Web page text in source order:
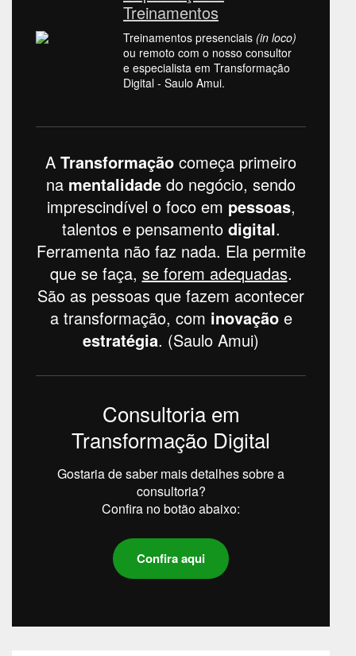
Treinamentos
Treinamentos presenciais (in loco)
ou remoto com o nosso consultor
e especialista em Transformação
Digital - Saulo Amui.
A Transformação começa primeiro
na mentalidade do negócio, sendo
imprescindível o foco em pessoas,
talentos e pensamento digital.
Ferramenta não faz nada. Ela permite
que se faça, se forem adequadas.
São as pessoas que fazem acontecer
a transformação, com inovaçãoe
estratégia. (Saulo Amui)
Consultoria em
Transformação Digital
Gostaria de saber mais detalhes sobre a
consultoria?
Confira no botão abaixo:
Confira aqui